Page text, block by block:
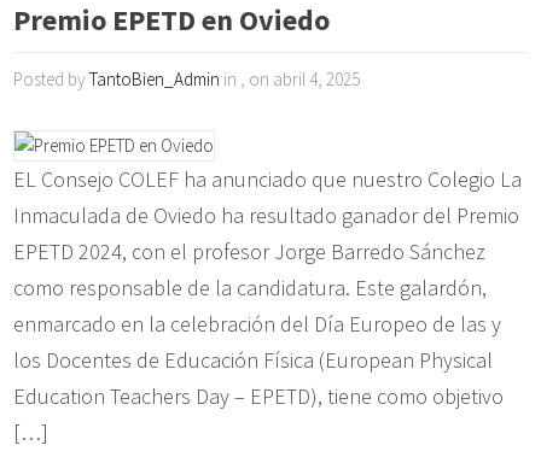
Premio EPETD en Oviedo
Posted byTantoBien_Admin in , on abril 4, 2025
EL Consejo COLEF ha anunciado que nuestro Colegio La
Inmaculada de Oviedo ha resultado ganador del Premio
EPETD 2024, con el profesor Jorge Barredo Sánchez
como responsable de la candidatura. Este galardón,
enmarcado en la celebración del Día Europeo de las y
los Docentes de Educación Física (European Physical
Education Teachers Day – EPETD), tiene como objetivo
[…]